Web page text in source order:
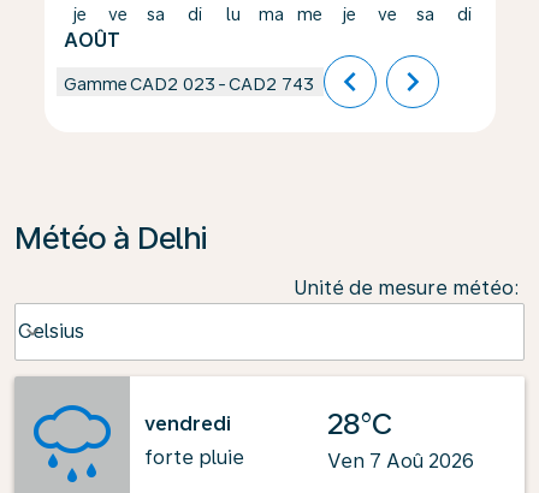
je
AOÛT
ve sa di lu ma me je ve sa di
GammeCAD2 023 -CAD2 743 chevron_left chevron_right
Météo à Delhi
Unité de mesure météo:
Celsius
keyboard_arrow_down
vendredi
forte pluie
28°C
Ven 7 Aoû 2026